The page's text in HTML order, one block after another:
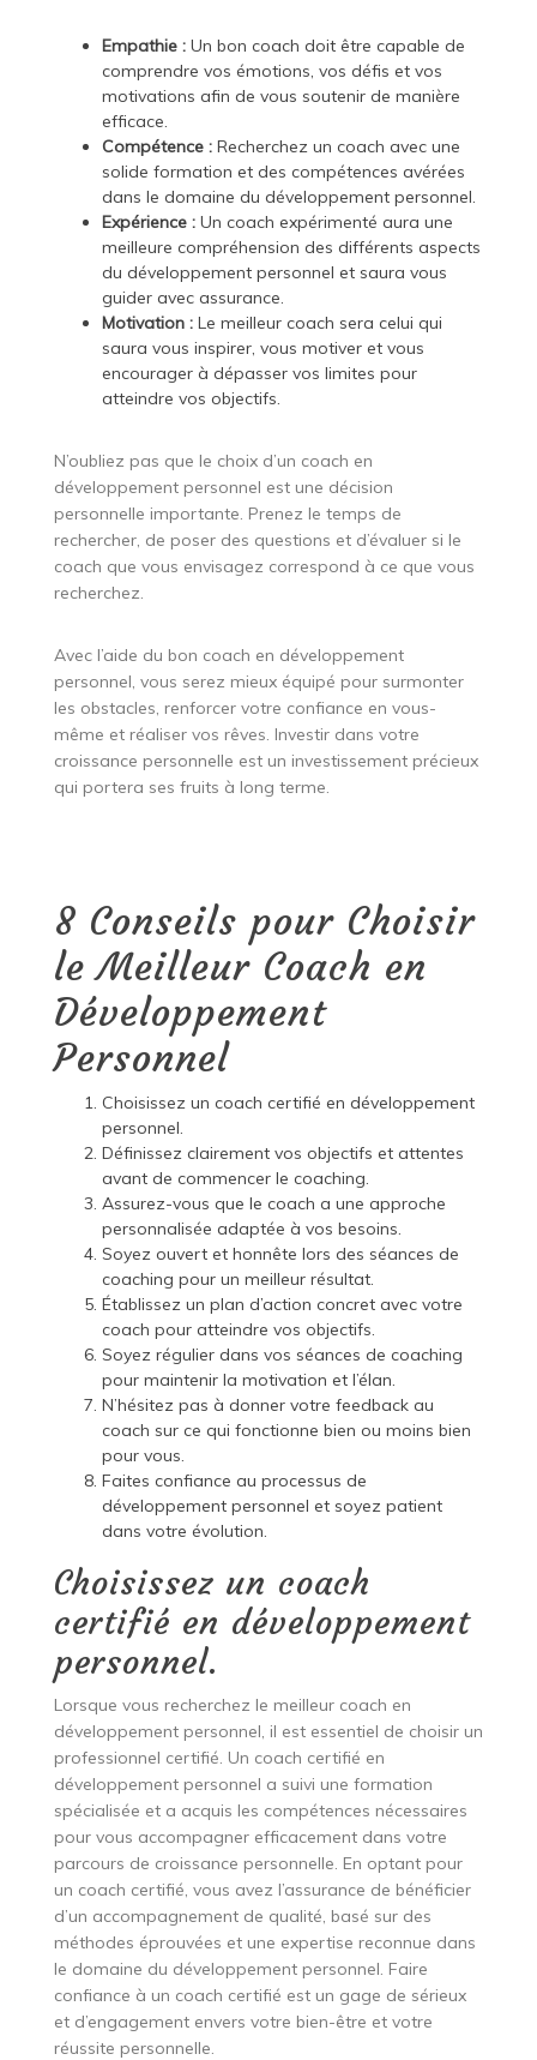
Empathie :Un bon coach doit être capable de
comprendre vos émotions, vos défis et vos
motivations afin de vous soutenir de manière
efficace.
Compétence :Recherchez un coach avec une
solide formation et des compétences avérées
dans le domaine du développement personnel.
Expérience :Un coach expérimenté aura une
meilleure compréhension des différents aspects
du développement personnel et saura vous
guider avec assurance.
Motivation :Le meilleur coach sera celui qui
saura vous inspirer, vous motiver et vous
encourager à dépasser vos limites pour
atteindre vos objectifs.
N’oubliez pas que le choix d’un coach en
développement personnel est une décision
personnelle importante. Prenez le temps de
rechercher, de poser des questions et d’évaluer si le
coach que vous envisagez correspond à ce que vous
recherchez.
Avec l’aide du bon coach en développement
personnel, vous serez mieux équipé pour surmonter
les obstacles, renforcer votre confiance en vous-
même et réaliser vos rêves. Investir dans votre
croissance personnelle est un investissement précieux
qui portera ses fruits à long terme.
8 Conseils pour Choisir
le Meilleur Coach en
Développement
Personnel
Choisissez un coach certifié en développement
personnel.
Définissez clairement vos objectifs et attentes
avant de commencer le coaching.
Assurez-vous que le coach a une approche
personnalisée adaptée à vos besoins.
Soyez ouvert et honnête lors des séances de
coaching pour un meilleur résultat.
Établissez un plan d’action concret avec votre
coach pour atteindre vos objectifs.
Soyez régulier dans vos séances de coaching
pour maintenir la motivation et l’élan.
N’hésitez pas à donner votre feedback au
coach sur ce qui fonctionne bien ou moins bien
pour vous.
Faites confiance au processus de
développement personnel et soyez patient
dans votre évolution.
Choisissez un coach
certifié en développement
personnel.
Lorsque vous recherchez le meilleur coach en
développement personnel, il est essentiel de choisir un
professionnel certifié. Un coach certifié en
développement personnel a suivi une formation
spécialisée et a acquis les compétences nécessaires
pour vous accompagner efficacement dans votre
parcours de croissance personnelle. En optant pour
un coach certifié, vous avez l’assurance de bénéficier
d’un accompagnement de qualité, basé sur des
méthodes éprouvées et une expertise reconnue dans
le domaine du développement personnel. Faire
confiance à un coach certifié est un gage de sérieux
et d’engagement envers votre bien-être et votre
réussite personnelle.